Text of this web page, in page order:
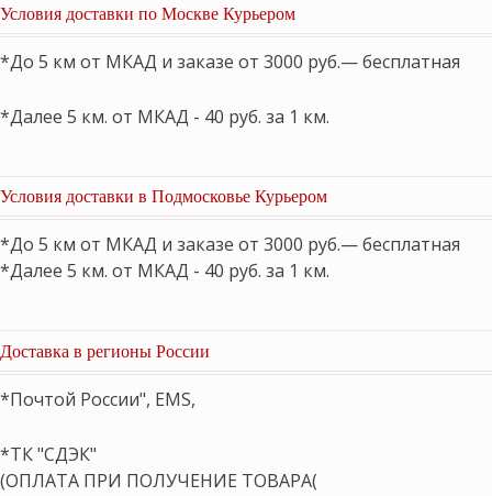
Условия доставки по Москве Курьером
*До 5 км от МКАД и заказе от 3000 руб.— бесплатная
*Далее 5 км. от МКАД - 40 руб. за 1 км.
Условия доставки в Подмосковье Курьером
*До 5 км от МКАД и заказе от 3000 руб.— бесплатная
*Далее 5 км. от МКАД - 40 руб. за 1 км.
Доставка в регионы России
*Почтой России", EMS,
*ТК "СДЭК"
(ОПЛАТА ПРИ ПОЛУЧЕНИЕ ТОВАРА(